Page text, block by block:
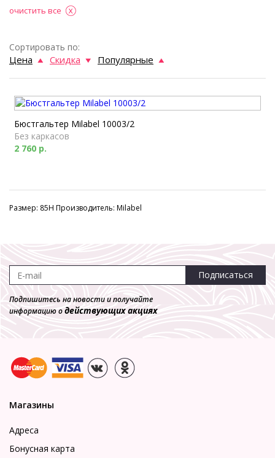
очистить все
Сортировать по:
Цена Скидка Популярные
Бюстгальтер Milabel 10003/2
Без каркасов
2 760 р.
Размер: 85H Производитель: Milabel
Подписаться
Подпишитесь на новости и получайте
информацию одействующих акциях
Магазины
Адреса
Бонусная карта